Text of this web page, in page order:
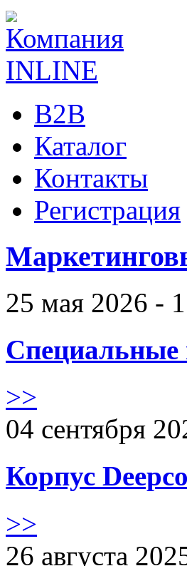
B2B
Каталог
Контакты
Регистрация
25 мая 2026 -
Специальные
>>
04 сентября
Корпус
>>
26 августа